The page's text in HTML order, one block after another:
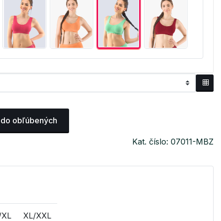
obľúbených
Kat. číslo: 07011-MBZ
XL/XXL